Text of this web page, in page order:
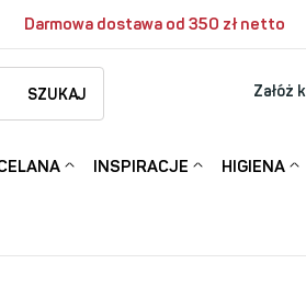
Darmowa dostawa od 350 zł netto
SZUKAJ Załóż
INSPIRACJE HIGIENA